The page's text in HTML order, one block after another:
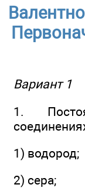
Вариант 1
1.
1) водород;
2) сера;